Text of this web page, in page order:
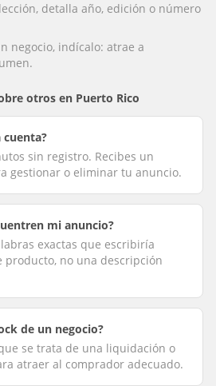
detalla año, edición o número
negocio, indícalo: atrae a
otros en Puerto Rico
cuenta?
sin registro. Recibes un
gestionar o eliminar tu anuncio.
mi anuncio?
exactas que escribiría
producto, no una descripción
de un negocio?
se trata de una liquidación o
atraer al comprador adecuado.